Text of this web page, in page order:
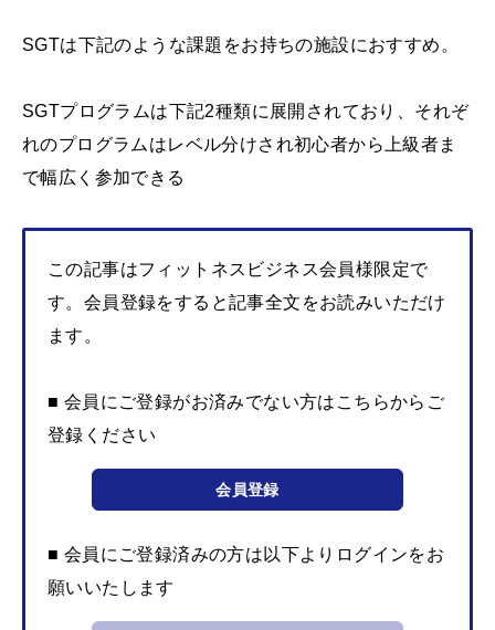
SGTは下記のような課題をお持ちの施設におすすめ。
SGTプログラムは下記2種類に展開されており、それぞ
れのプログラムはレベル分けされ初心者から上級者ま
で幅広く参加できる
この記事はフィットネスビジネス会員様限定で
す。会員登録をすると記事全文をお読みいただけ
ます。
■ 会員にご登録がお済みでない方はこちらからご
登録ください
会員登録
■ 会員にご登録済みの方は以下よりログインをお
願いいたします